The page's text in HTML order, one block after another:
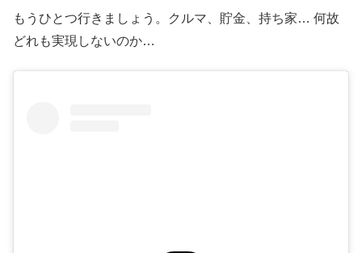
もうひとつ行きましょう。クルマ、貯金、持ち家… 何故
どれも実現しないのか…